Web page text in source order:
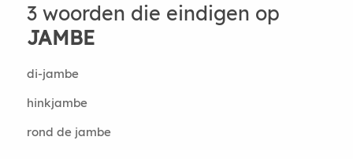
3 woorden die eindigen op
JAMBE
di-jambe
hinkjambe
rond de jambe